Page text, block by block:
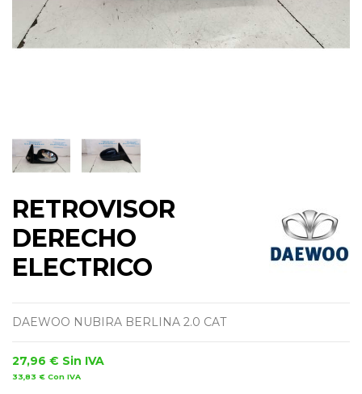
RETROVISOR
DERECHO
ELECTRICO
DAEWOO NUBIRA BERLINA 2.0 CAT
27,96 € Sin IVA
33,83 € Con IVA